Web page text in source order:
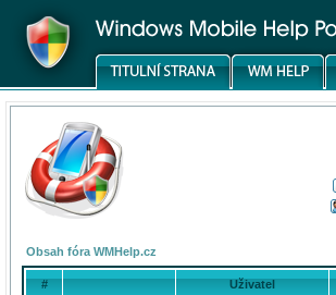
Obsah fóra WMHelp.cz
# Uživatel